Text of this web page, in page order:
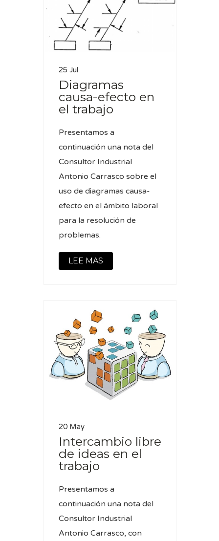
25 Jul
Diagramas
causa-efecto en
el trabajo
Presentamos a
continuación una nota del
Consultor Industrial
Antonio Carrasco sobre el
uso de diagramas causa-
efecto en el ámbito laboral
para la resolución de
problemas.
LEE MAS
20 May
Intercambio libre
de ideas en el
trabajo
Presentamos a
continuación una nota del
Consultor Industrial
Antonio Carrasco, con